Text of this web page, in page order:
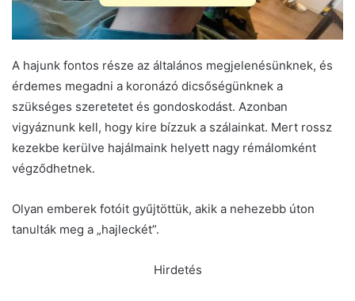
A hajunk fontos része az általános megjelenésünknek, és
érdemes megadni a koronázó dicsőségünknek a
szükséges szeretetet és gondoskodást. Azonban
vigyáznunk kell, hogy kire bízzuk a szálainkat. Mert rossz
kezekbe kerülve hajálmaink helyett nagy rémálomként
végződhetnek.
Olyan emberek fotóit gyűjtöttük, akik a nehezebb úton
tanulták meg a „hajleckét”.
Hirdetés